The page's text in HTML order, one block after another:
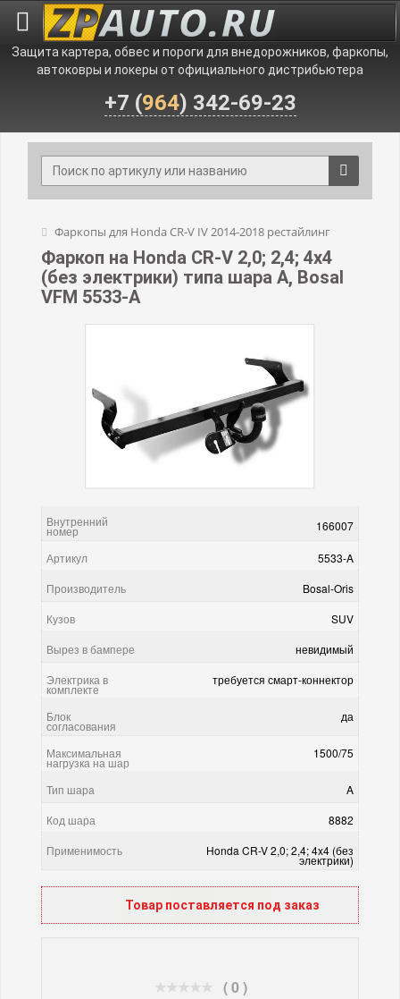
Защита картера, обвес и пороги для внедорожников, фаркопы,
автоковры и локеры от официального дистрибьютера
+7 (964) 342-69-23
Фаркопы для Honda CR-V IV 2014-2018 рестайлинг
Фаркоп на Honda CR-V 2,0; 2,4; 4x4
(без электрики) типа шара A, Bosal
VFM 5533-A
Внутренний
номер 166007
Артикул
5533-A
Производитель
Bosal-Oris
Кузов
SUV
Вырез в бампере
невидимый
Электрика в
комплекте
требуется смарт-коннектор
Блок
согласования
да
Максимальная
нагрузка на шар
1500/75
Тип шара
A
Код шара
8882
Применимость
Honda CR-V 2,0; 2,4; 4x4 (без
электрики)
Товар поставляется под заказ
( 0 )